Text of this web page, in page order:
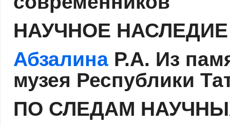
НАУЧНОЕ НАСЛЕДИЕ
Абзалина Р.А. Из
музея Республики
ПО СЛЕДАМ